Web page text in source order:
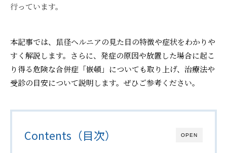
行っています。
本記事では、鼠径ヘルニアの見た目の特徴や症状をわかりや
すく解説します。さらに、発症の原因や放置した場合に起こ
り得る危険な合併症「嵌頓」についても取り上げ、治療法や
受診の目安について説明します。ぜひご参考ください。
OPEN
Contents（目次）